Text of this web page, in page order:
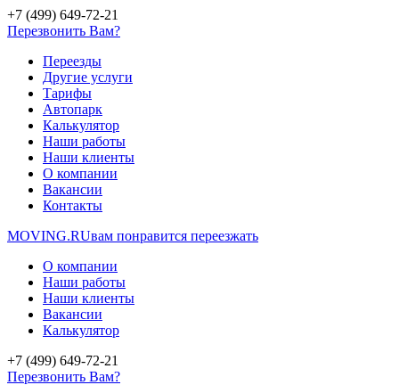
+7 (499) 649-72-21
Перезвонить Вам?
Переезды
Другие услуги
Тарифы
Автопарк
Калькулятор
Наши работы
Наши клиенты
О компании
Вакансии
Контакты
MOVING.RUвам понравится переезжать
О компании
Наши работы
Наши клиенты
Вакансии
Калькулятор
+7 (499) 649-72-21
Перезвонить Вам?